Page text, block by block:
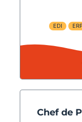
EDI
Chef de